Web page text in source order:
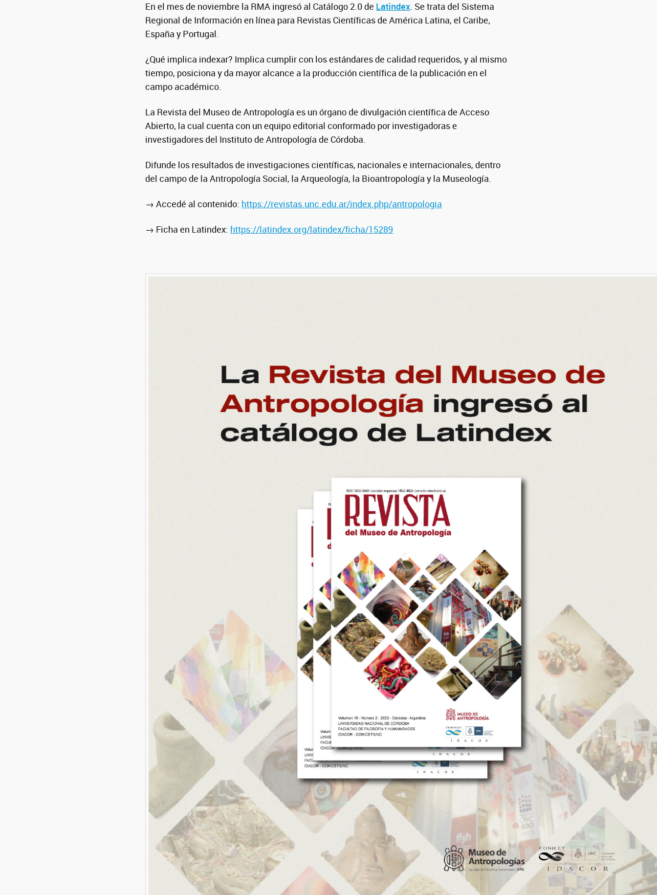
En el mes de noviembre la RMA ingresó al Catálogo 2.0 de Latindex. Se trata del Sistema
Regional de Información en línea para Revistas Científicas de América Latina, el Caribe,
España y Portugal.
¿Qué implica indexar? Implica cumplir con los estándares de calidad requeridos, y al mismo
tiempo, posiciona y da mayor alcance a la producción científica de la publicación en el
campo académico.
La Revista del Museo de Antropología es un órgano de divulgación científica de Acceso
Abierto, la cual cuenta con un equipo editorial conformado por investigadoras e
investigadores del Instituto de Antropología de Córdoba.
Difunde los resultados de investigaciones científicas, nacionales e internacionales, dentro
del campo de la Antropología Social, la Arqueología, la Bioantropología y la Museología.
→ Accedé al contenido: https://revistas.unc.edu.ar/index.php/antropologia
→ Ficha en Latindex: https://latindex.org/latindex/ficha/15289